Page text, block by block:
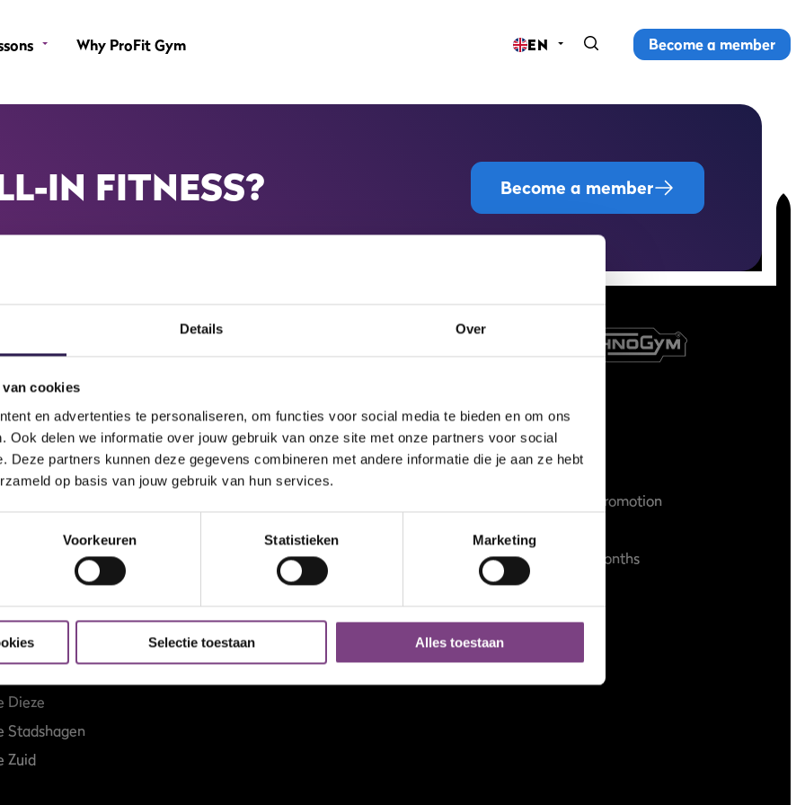
Details Over
van cookies
en advertenties te personaliseren, om functies voor social media te bieden en om ons
Ook delen we informatie over jouw gebruik van onze site met onze partners voor social
Deze partners kunnen deze gegevens combineren met andere informatie die je aan ze hebt
op basis van jouw gebruik van hun services.
Voorkeuren Statistieken Marketing
Selectie toestaan Alles toestaan
Why ProFit Gym
Memberships
All group lessons
Why ProFit Gym
EN Become a member
IN FITNESS? Become a member
Dieze
Stadshagen
Zuid
ProFit Gym
Blog
Opening hours
About us
Former member promotion
Transfer service
Summer fit in 2 months